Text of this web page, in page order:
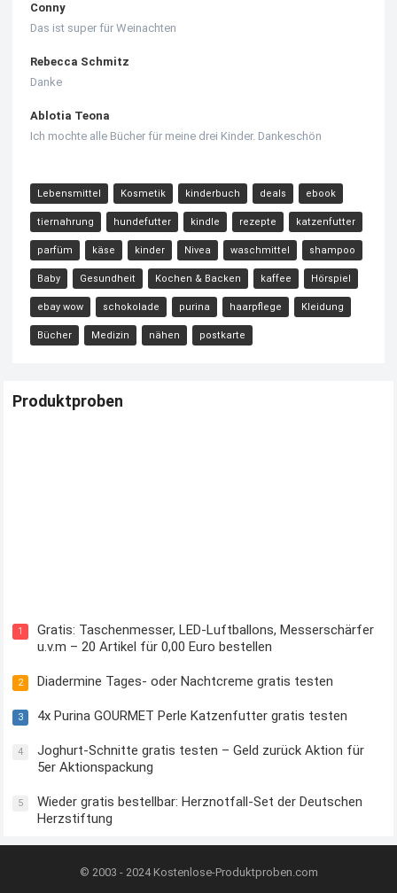
Conny
Das ist super für Weinachten
Rebecca Schmitz
Danke
Ablotia Teona
Ich mochte alle Bücher für meine drei Kinder. Dankeschön
Lebensmittel Kosmetik kinderbuch deals ebook
tiernahrung hundefutter kindle rezepte katzenfutter
parfüm käse kinder Nivea waschmittel shampoo
Baby Gesundheit Kochen & Backen kaffee Hörspiel
ebay wow schokolade purina haarpflege Kleidung
Bücher Medizin nähen postkarte
Produktproben
1
Gratis: Taschenmesser, LED-Luftballons, Messerschärfer
u.v.m – 20 Artikel für 0,00 Euro bestellen
2 Diadermine Tages- oder Nachtcreme gratis testen
3 4x Purina GOURMET Perle Katzenfutter gratis testen
4
Joghurt-Schnitte gratis testen – Geld zurück Aktion für
5er Aktionspackung
5
Wieder gratis bestellbar: Herznotfall-Set der Deutschen
Herzstiftung
© 2003 - 2024 Kostenlose-Produktproben.com